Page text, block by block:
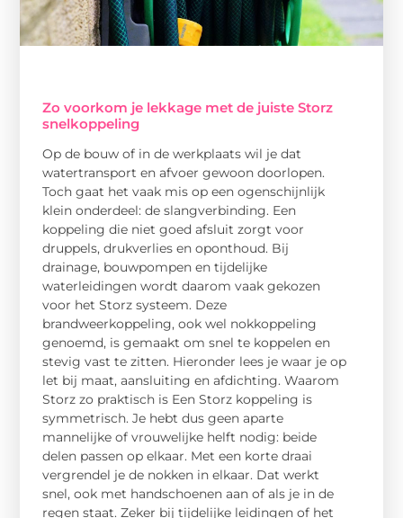
Zo voorkom je lekkage met de juiste Storz
snelkoppeling
Op de bouw of in de werkplaats wil je dat
watertransport en afvoer gewoon doorlopen.
Toch gaat het vaak mis op een ogenschijnlijk
klein onderdeel: de slangverbinding. Een
koppeling die niet goed afsluit zorgt voor
druppels, drukverlies en oponthoud. Bij
drainage, bouwpompen en tijdelijke
waterleidingen wordt daarom vaak gekozen
voor het Storz systeem. Deze
brandweerkoppeling, ook wel nokkoppeling
genoemd, is gemaakt om snel te koppelen en
stevig vast te zitten. Hieronder lees je waar je op
let bij maat, aansluiting en afdichting. Waarom
Storz zo praktisch is Een Storz koppeling is
symmetrisch. Je hebt dus geen aparte
mannelijke of vrouwelijke helft nodig: beide
delen passen op elkaar. Met een korte draai
vergrendel je de nokken in elkaar. Dat werkt
snel, ook met handschoenen aan of als je in de
regen staat. Zeker bij tijdelijke leidingen of het